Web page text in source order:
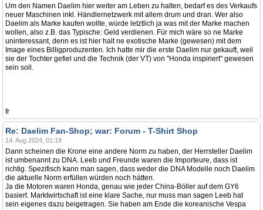
Um den Namen Daelim hier weiter am Leben zu halten, bedarf es des Verkaufs
neuer Maschinen inkl. Händlernetzwerk mit allem drum und dran. Wer also
Daelim als Marke kaufen wollte, würde letztlich ja was mit der Marke machen
wollen, also z.B. das Typische: Geld verdienen. Für mich wäre so ne Marke
uninteressant, denn es ist hier halt ne exotische Marke (gewesen) mit dem
Image eines Billigproduzenten. Ich hatte mir die erste Daelim nur gekauft, weil
sie der Tochter gefiel und die Technik (der VT) von "Honda inspiriert" gewesen
sein soll.
fr
Re: Daelim Fan-Shop; war: Forum - T-Shirt Shop
14. Aug 2024, 01:18
Dann scheinen die Krone eine andere Norm zu haben, der Herrsteller Daelim
ist umbenannt zu DNA. Leeb und Freunde waren die Importeure, dass ist
richtig. Spezifisch kann man sagen, dass weder die DNA Modelle noch Daelim
die aktuelle Norm erfüllen würden noch hätten.
Ja die Motoren waren Honda, genau wie jeder China-Böller auf dem GY6
basiert. Marktwirtschaft ist eine klare Sache, nur muss man sagen Leeb hat
sein eigenes dazu beigetragen. Sie haben am Ende die koreanische Vespa